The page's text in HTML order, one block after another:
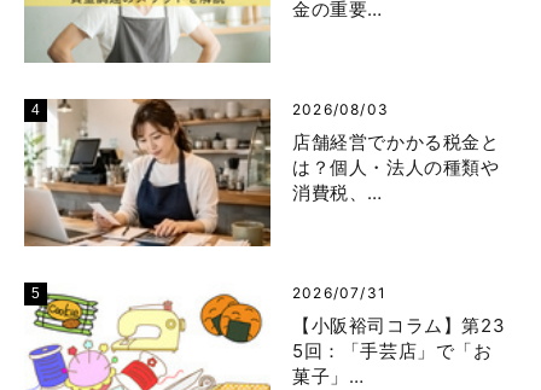
金の重要…
2026/08/03
店舗経営でかかる税金と
は？個人・法人の種類や
消費税、…
2026/07/31
【小阪裕司コラム】第23
5回：「手芸店」で「お
菓子」…